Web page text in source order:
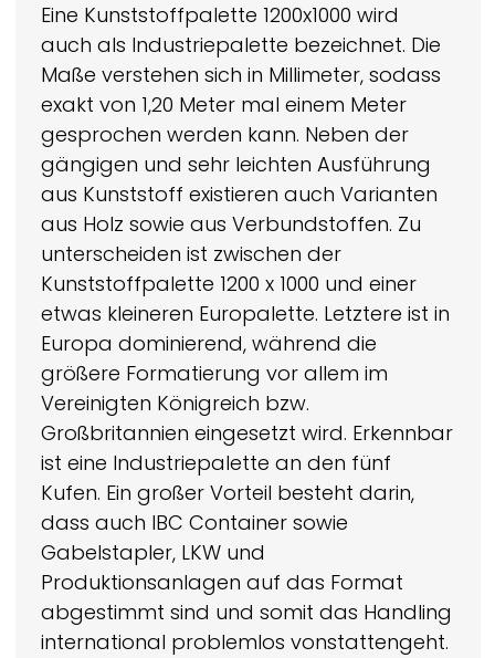
Eine Kunststoffpalette 1200x1000 wird
auch als Industriepalette bezeichnet. Die
Maße verstehen sich in Millimeter, sodass
exakt von 1,20 Meter mal einem Meter
gesprochen werden kann. Neben der
gängigen und sehr leichten Ausführung
aus Kunststoff existieren auch Varianten
aus Holz sowie aus Verbundstoffen. Zu
unterscheiden ist zwischen der
Kunststoffpalette 1200 x 1000 und einer
etwas kleineren Europalette. Letztere ist in
Europa dominierend, während die
größere Formatierung vor allem im
Vereinigten Königreich bzw.
Großbritannien eingesetzt wird. Erkennbar
ist eine Industriepalette an den fünf
Kufen. Ein großer Vorteil besteht darin,
dass auch IBC Container sowie
Gabelstapler, LKW und
Produktionsanlagen auf das Format
abgestimmt sind und somit das Handling
international problemlos vonstattengeht.